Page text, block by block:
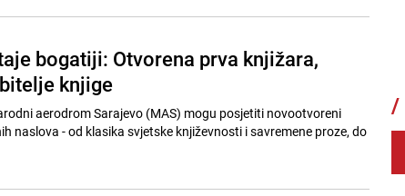
bogatiji: Otvorena prva knjižara,
knjige
aerodrom Sarajevo (MAS) mogu posjetiti novootvoreni
naslova - od klasika svjetske književnosti i savremene proze, do
/